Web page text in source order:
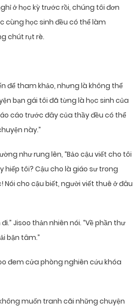
ở học kỳ trước rồi, chúng tôi đơn
cùng học sinh đều có thể làm
chút rụt rè.
để tham khảo, nhưng là không thể
bạn gái tôi đã từng là học sinh của
cáo trước đây của thầy đều có thể
này.”
như rung lên, “Bảo cậu viết cho tôi
tôi? Cậu cho là giáo sư trong
Nói cho cậu biết, người viết thuê ở đâu
Jisoo thản nhiên nói. “Về phần thư
bận tâm.”
đem cửa phòng nghiên cứu khóa
muốn tranh cãi những chuyện